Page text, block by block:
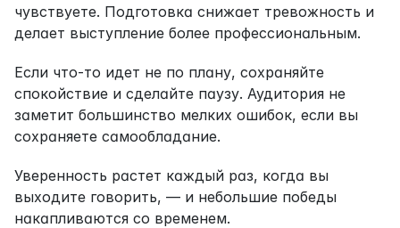
чувствуете. Подготовка снижает тревожность и
делает выступление более профессиональным.
Если что-то идет не по плану, сохраняйте
спокойствие и сделайте паузу. Аудитория не
заметит большинство мелких ошибок, если вы
сохраняете самообладание.
Уверенность растет каждый раз, когда вы
выходите говорить, — и небольшие победы
накапливаются со временем.